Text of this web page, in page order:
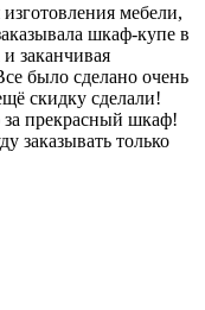
мебели,
шкаф-купе в
заканчивая
было сделано очень
скидку сделали!
за прекрасный шкаф!
заказывать только